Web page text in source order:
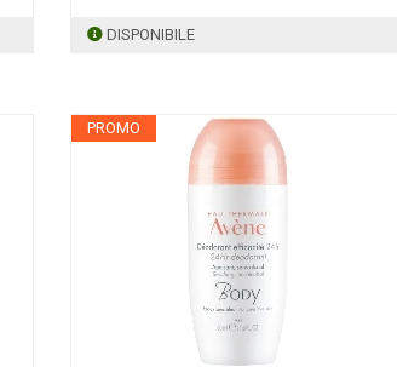
DISPONIBILE
PROMO